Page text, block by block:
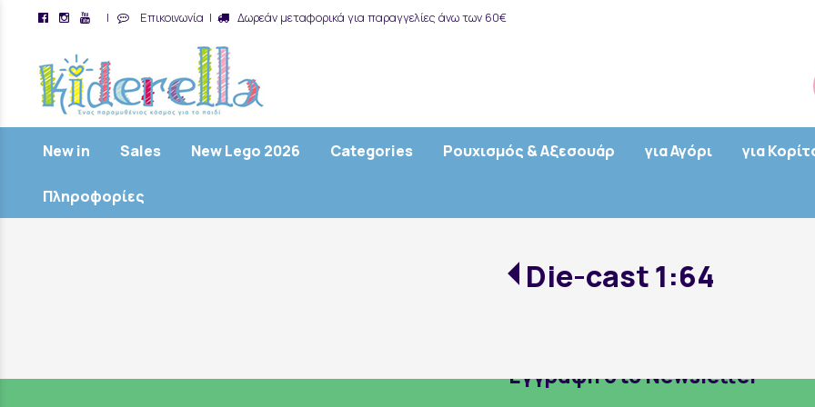
| Επικοινωνία | Δωρεάν μεταφορικά για παραγγελίες άνω των 60€
New in Sales New Lego 2026 Categories Ρουχισμός & Αξεσουάρ για Αγόρι για
Πληροφορίες
Die-cast 1:64
Εγγραφή στο Newsletter